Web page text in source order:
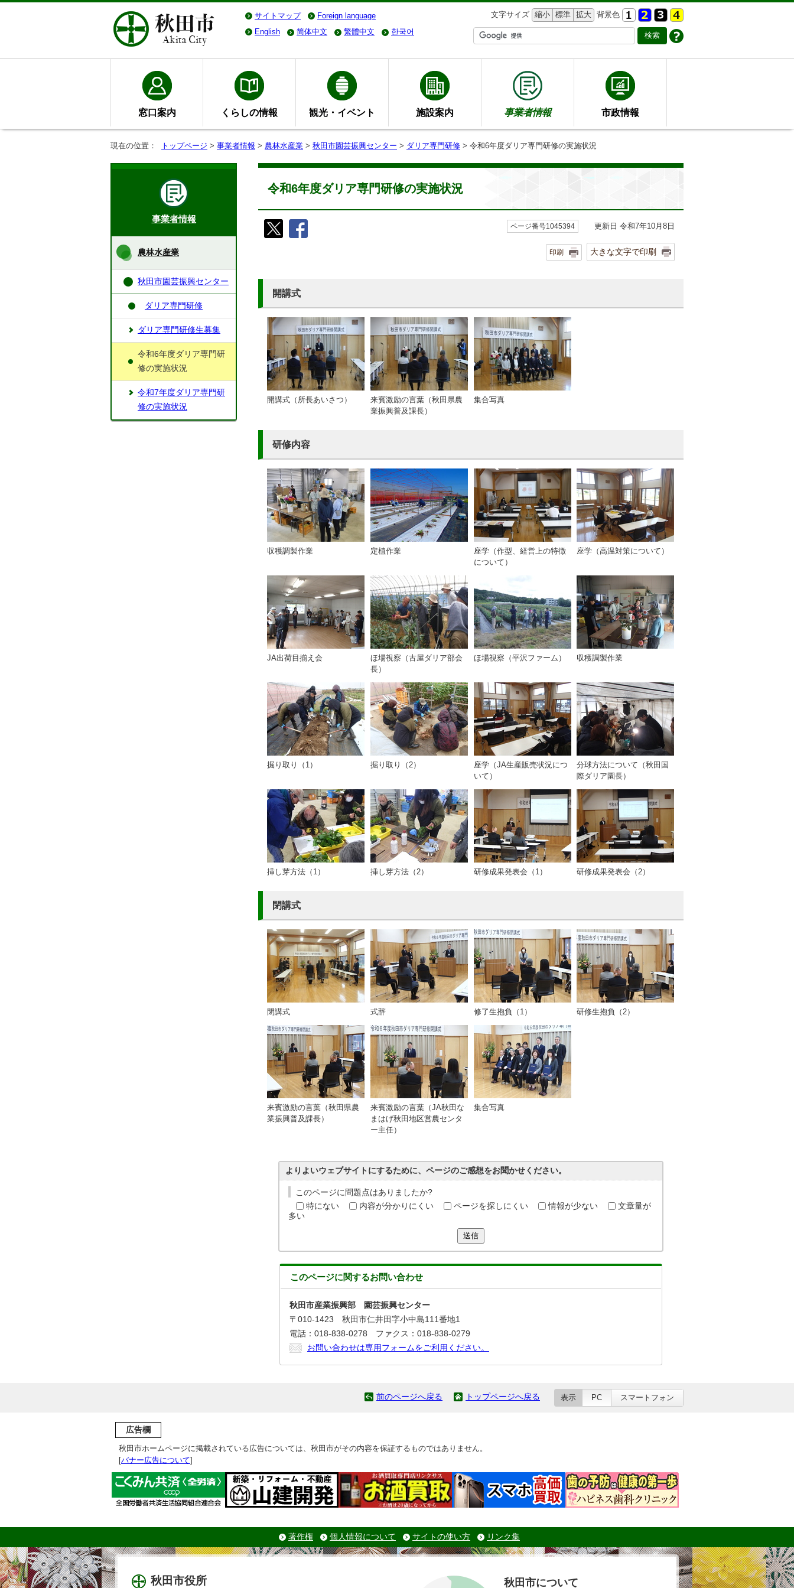
サイトマップ Foreign language 文字サイズ 縮小 標準 拡大 背景色
English
简体中文 繁體中文 한국어
窓口案内 くらしの情報 観光・イベント 施設案内 事業者情報 市政情報
現在の位置： トップページ > 事業者情報 > 農林水産業 > 秋田市園芸振興センター > ダリア専門研修 > 令和6年度ダリア専門研修の実施状況
令和6年度ダリア専門研修の実施状況
ページ番号1045394 更新日 令和7年10月8日
印刷 大きな文字で印刷
開講式
開講式（所長あいさつ）
来賓激励の言葉（秋田県農
業振興普及課長）
集合写真
研修内容
収穫調製作業 定植作業
座学（作型、経営上の特徴
について）
座学（高温対策について）
JA出荷目揃え会
ほ場視察（古屋ダリア部会
長）
ほ場視察（平沢ファーム） 収穫調製作業
掘り取り（1） 掘り取り（2）
座学（JA生産販売状況につ
いて）
分球方法について（秋田国
際ダリア園長）
挿し芽方法（1） 挿し芽方法（2） 研修成果発表会（1） 研修成果発表会（2）
閉講式
閉講式 式辞 修了生抱負（1） 研修生抱負（2）
来賓激励の言葉（秋田県農
業振興普及課長）
来賓激励の言葉（JA秋田な
まはげ秋田地区営農センタ
ー主任）
集合写真
よりよいウェブサイトにするために、ページのご感想をお聞かせください。
このページに問題点はありましたか?
特にない
内容が分かりにくい ページを探しにくい 情報が少ない
文章量が
多い
送信
このページに関するお問い合わせ
秋田市産業振興部 園芸振興センター
〒010-1423 秋田市仁井田字小中島111番地1
電話：018-838-0278 ファクス：018-838-0279
お問い合わせは専用フォームをご利用ください。
事業者情報
農林水産業
秋田市園芸振興センター
ダリア専門研修
ダリア専門研修生募集
令和6年度ダリア専門研
修の実施状況
令和7年度ダリア専門研
修の実施状況
前のページへ戻る トップページへ戻る 表示 PC スマートフォン
広告欄
秋田市ホームページに掲載されている広告については、秋田市がその内容を保証するものではありません。
[バナー広告について]
著作権 個人情報について サイトの使い方 リンク集
秋田市役所 秋田市について